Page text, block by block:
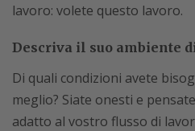
lavoro: volete questo lavoro.
Descriva il suo ambiente
Di quali condizioni avete
meglio? Siate onesti e
adatto al vostro flusso di